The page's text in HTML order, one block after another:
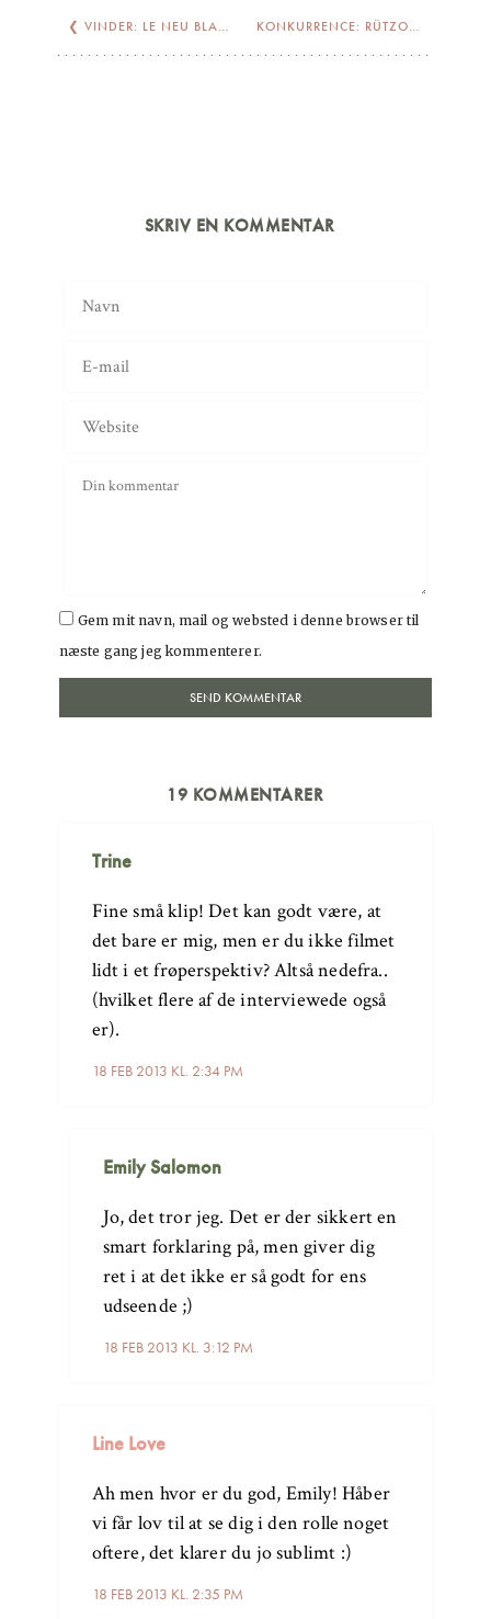
❮ VINDER: LE NEU BLACK KONKURRENCE: RÜTZOU❯
SKRIV EN KOMMENTAR
Gem mit navn, mail og websted i denne browser til
næste gang jeg kommenterer.
19 KOMMENTARER
Trine
18 FEB 2013 KL. 2:34 PM
Fine små klip! Det kan godt være, at
det bare er mig, men er du ikke filmet
lidt i et frøperspektiv? Altså nedefra..
(hvilket flere af de interviewede også
er).
Emily Salomon
18 FEB 2013 KL. 3:12 PM
Jo, det tror jeg. Det er der sikkert en
smart forklaring på, men giver dig
ret i at det ikke er så godt for ens
udseende ;)
Line Love
18 FEB 2013 KL. 2:35 PM
Ah men hvor er du god, Emily! Håber
vi får lov til at se dig i den rolle noget
oftere, det klarer du jo sublimt :)